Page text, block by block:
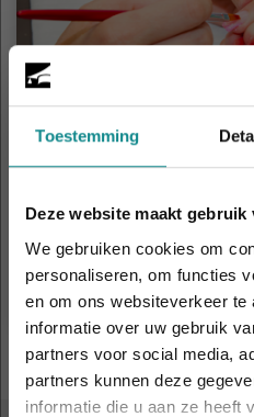
Toestemming
Deze website maakt gebruik
We gebruiken cookies om
personaliseren, om functies
en om ons websiteverkeer
informatie over uw gebruik
partners voor social media,
partners kunnen deze
informatie die u aan ze heeft
Duur
Prijs
Meer
Laatste week! 10%
daarna eindigt de